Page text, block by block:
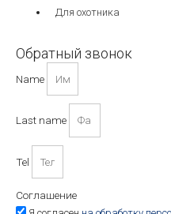
Для охотника
Обратный звонок
Name
Last name
Tel
Соглашение